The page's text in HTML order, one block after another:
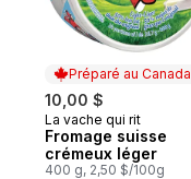
Préparé au Canada
10,00 $
Préparé au Canada
La vache qui rit
Fromage suisse
crémeux léger
400 g, 2,50 $/100g